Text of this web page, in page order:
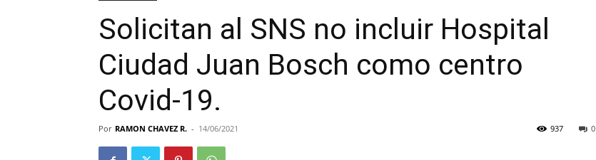
Solicitan al SNS no incluir Hospital
Ciudad Juan Bosch como centro
Covid-19.
Por RAMON CHAVEZ R. - 14/06/2021 0
937